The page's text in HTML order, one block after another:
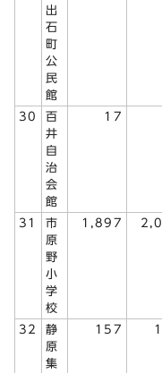
出
石
町
公
民
館
30
百
井
自
治
会
館
17
31
市
原
野
小
学
校
1,897
32
静
原
集
157